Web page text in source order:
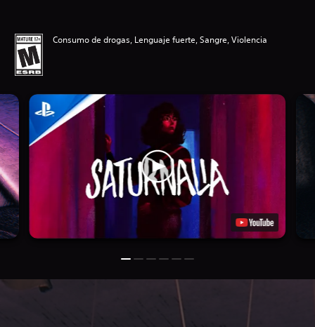
Consumo de drogas, Lenguaje fuerte, Sangre, Violencia